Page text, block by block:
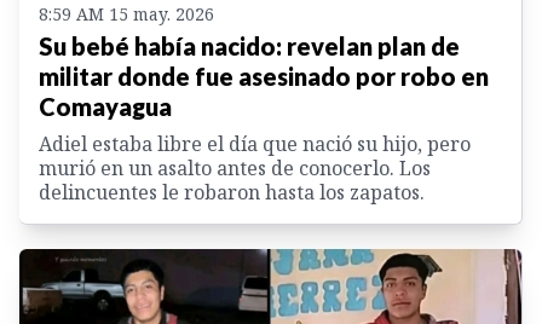
8:59 AM 15 may. 2026
Su bebé había nacido: revelan plan de
militar donde fue asesinado por robo en
Comayagua
Adiel estaba libre el día que nació su hijo, pero
murió en un asalto antes de conocerlo. Los
delincuentes le robaron hasta los zapatos.